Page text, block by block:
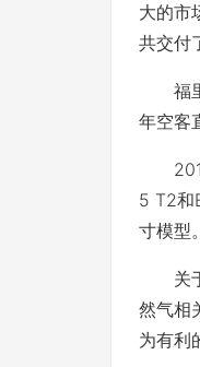
大的市
共交付
福里
年空客
2014
5 T2和
寸模型
关于
然气相
为有利